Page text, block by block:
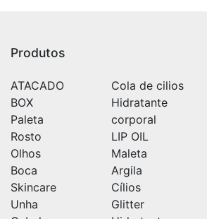
Produtos
ATACADO
BOX
Paleta
Rosto
Olhos
Boca
Skincare
Unha
Cola de cilios
Hidratante
corporal
LIP OIL
Maleta
Argila
Cílios
Glitter